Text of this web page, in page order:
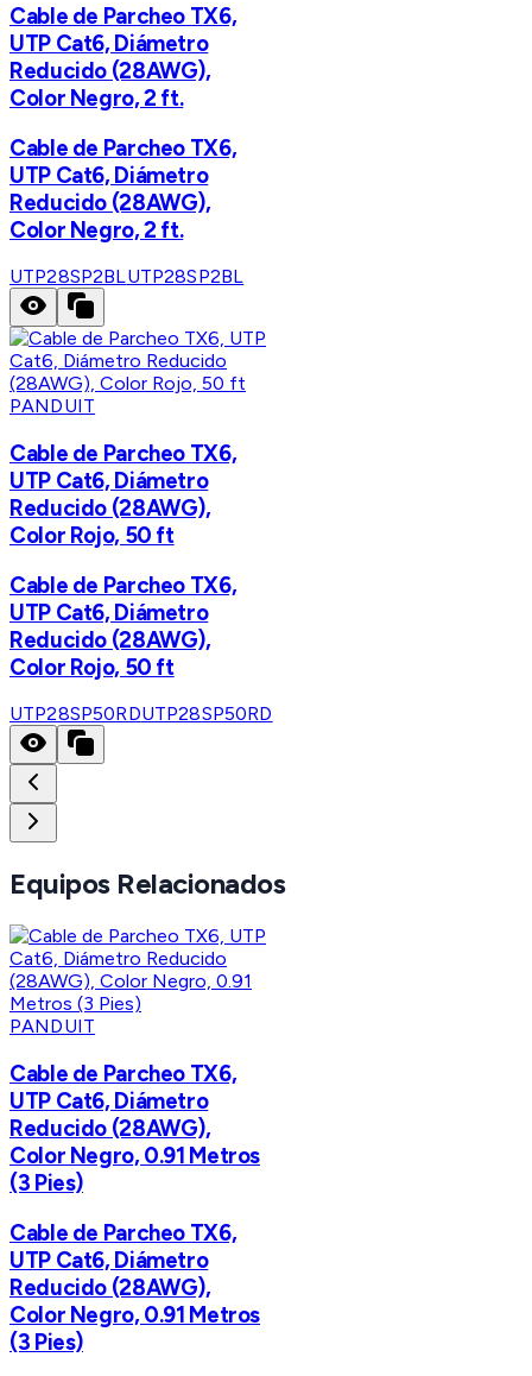
Cable de Parcheo TX6,
UTP Cat6, Diámetro
Reducido (28AWG),
Color Negro, 2 ft.
Cable de Parcheo TX6,
UTP Cat6, Diámetro
Reducido (28AWG),
Color Negro, 2 ft.
UTP28SP2BLUTP28SP2BL
PANDUIT
Cable de Parcheo TX6,
UTP Cat6, Diámetro
Reducido (28AWG),
Color Rojo, 50 ft
Cable de Parcheo TX6,
UTP Cat6, Diámetro
Reducido (28AWG),
Color Rojo, 50 ft
UTP28SP50RDUTP28SP50RD
Equipos Relacionados
PANDUIT
Cable de Parcheo TX6,
UTP Cat6, Diámetro
Reducido (28AWG),
Color Negro, 0.91 Metros
(3 Pies)
Cable de Parcheo TX6,
UTP Cat6, Diámetro
Reducido (28AWG),
Color Negro, 0.91 Metros
(3 Pies)